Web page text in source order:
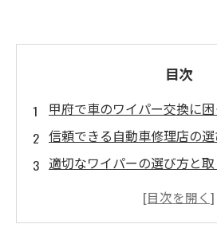
目次
甲府で車のワイパー交換に
信頼できる自動車修理店の
適切なワイパーの選び方と
車のワイパーが機能しなく